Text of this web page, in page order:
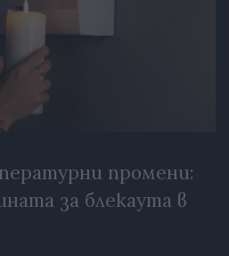
промени:
за блекаута в